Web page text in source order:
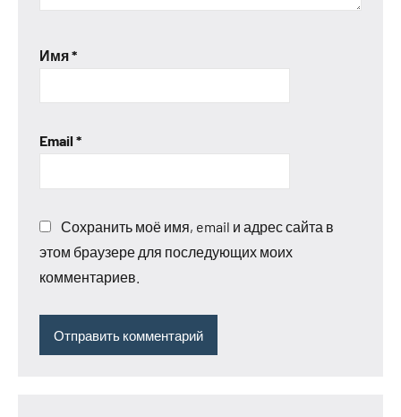
Имя*
Email *
Сохранить моё имя, email и адрес сайта в
этом браузере для последующих моих
комментариев.